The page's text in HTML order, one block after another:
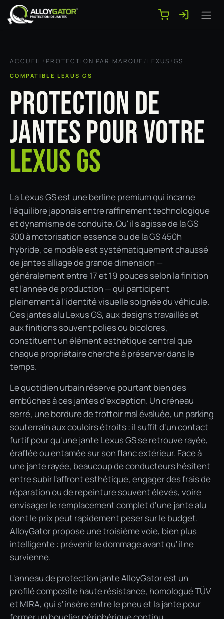
Se rendre au contenu
ACCUEIL/ PROTECTION PAR MARQUE / LEXUS /GS
COMPATIBLE LEXUS GS
PROTECTION DE
JANTES POUR VOTRE
LEXUS GS
La Lexus GS est une berline premium qui incarne
l'équilibre japonais entre raffinement technologique
et dynamisme de conduite. Qu'il s'agisse de la GS
300 à motorisation essence ou de la GS 450h
hybride, ce modèle est systématiquement chaussé
de jantes alliage de grande dimension —
généralement entre 17 et 19 pouces selon la finition
et l'année de production — qui participent
pleinement à l'identité visuelle soignée du véhicule.
Ces jantes alu Lexus GS, aux designs travaillés et
aux finitions souvent polies ou bicolores,
constituent un élément esthétique central que
chaque propriétaire cherche à préserver dans le
temps.
Le quotidien urbain réserve pourtant bien des
embûches à ces jantes d'exception. Un créneau
serré, une bordure de trottoir mal évaluée, un parking
souterrain aux couloirs étroits : il suffit d'un contact
furtif pour qu'une jante Lexus GS se retrouve rayée,
éraflée ou entamée sur son flanc extérieur. Face à
une jante rayée, beaucoup de conducteurs hésitent
entre subir l'affront esthétique, engager des frais de
réparation ou de repeinture souvent élevés, voire
envisager le remplacement complet d'une jante alu
dont le prix peut rapidement peser sur le budget.
AlloyGator propose une troisième voie, bien plus
intelligente : prévenir le dommage avant qu'il ne
survienne.
L'anneau de protection jante AlloyGator est un
profilé composite haute résistance, homologué TÜV
et MIRA, qui s'insère entre le pneu et la jante pour